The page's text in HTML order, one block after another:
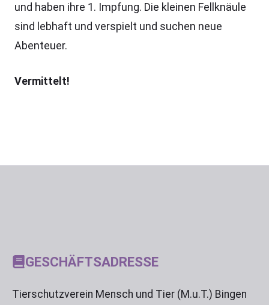
und haben ihre 1. Impfung. Die kleinen Fellknäule
sind lebhaft und verspielt und suchen neue
Abenteuer.
Vermittelt!
GESCHÄFTSADRESSE
Tierschutzverein Mensch und Tier (M.u.T.) Bingen